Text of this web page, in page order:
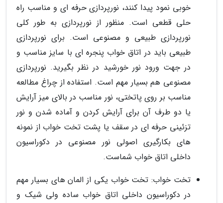
خوبی نمود پیدا کنند، نورپردازی حرفه ای و مناسب راه
حلی قطعی است. منظور از نورپردازی به طور کلی
نورپردازی طبیعی و مصنوعی است. برای نورپردازی
طبیعی باید در اتاق خواب پنجره ای با سایز مناسب و
در جهت ورود نور خورشید در نظر بگیرید. نورپردازی
مصنوعی هم بسیار مهم است. استفاده از چراغ مطالعه
مناسب بر روی پاتختی، نور مناسب در بالای میز آرایش
یا دو طرف آن برای آرایش کردن و آماده شدن و نور
تزئینی حرفه ای در سقف یا پشت تخت خواب از نمونه
های بکارگیری اصولی نور مصنوعی در دکوراسیون
داخلی اتاق خواب شماست.
تخت خواب: تخت خواب یکی از المان های بسیار مهم
در دکوراسیون داخلی اتاق خواب ساده ولی شیک و